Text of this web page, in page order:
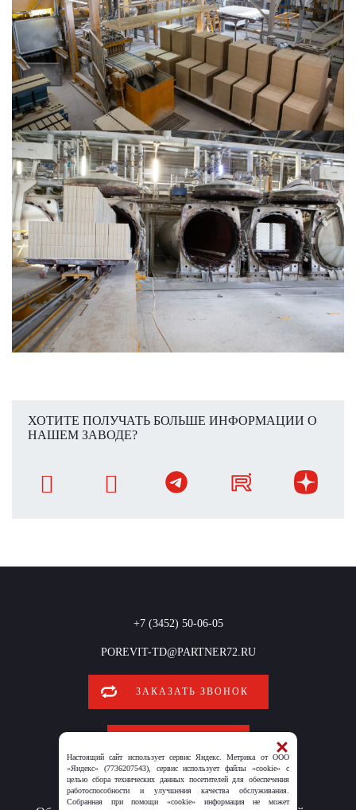
ХОТИТЕ ПОЛУЧАТЬ БОЛЬШЕ ИНФОРМАЦИИ О
НАШЕМ ЗАВОДЕ?
+7 (3452) 50-06-05
POREVIT-TD@PARTNER72.RU
ЗАКАЗАТЬ ЗВОНОК
Настоящий сайт использует сервис Яндекс. Метрика от ООО
«Яндекс» (7736207543), сервис использует файлы «cookie» с
целью сбора технических данных посетителей для обеспечения
работоспособности и улучшения качества обслуживания.
Собранная при помощи «cookie» информация не может